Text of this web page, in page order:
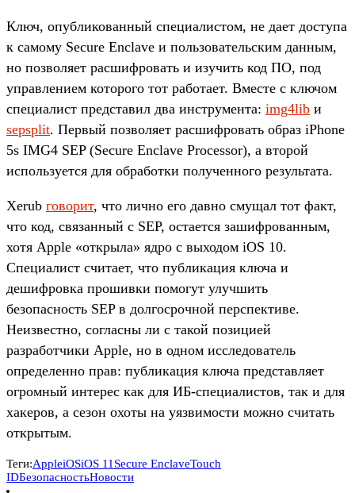
Ключ, опубликованный специалистом, не дает доступа
к самому Secure Enclave и пользовательским данным,
но позволяет расшифровать и изучить код ПО, под
управлением которого тот работает. Вместе с ключом
специалист представил два инструмента: img4lib и
sepsplit. Первый позволяет расшифровать образ iPhone
5s IMG4 SEP (Secure Enclave Processor), а второй
используется для обработки полученного результата.
Xerub говорит, что лично его давно смущал тот факт,
что код, связанный с SEP, остается зашифрованным,
хотя Apple «открыла» ядро с выходом iOS 10.
Специалист считает, что публикация ключа и
дешифровка прошивки помогут улучшить
безопасность SEP в долгосрочной перспективе.
Неизвестно, согласны ли с такой позицией
разработчики Apple, но в одном исследователь
определенно прав: публикация ключа представляет
огромный интерес как для ИБ-специалистов, так и для
хакеров, а сезон охоты на уязвимости можно считать
открытым.
Теги:AppleiOSiOS 11 Secure EnclaveTouch
IDБезопасностьНовости